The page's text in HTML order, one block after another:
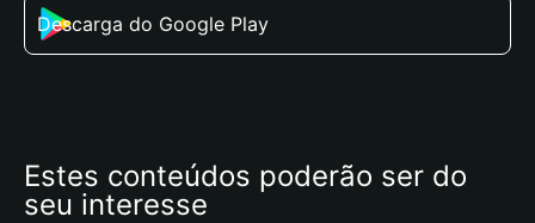
Descarga do Google Play
Estes conteúdos poderão ser do
seu interesse